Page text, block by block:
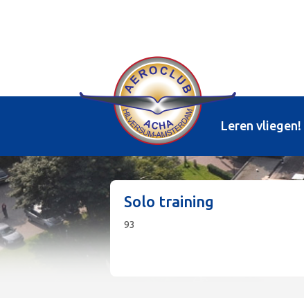
Leren vliegen!
Solo training
93